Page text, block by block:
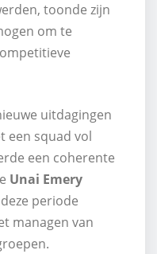
toonde zijn
om te
uitdagingen
een squad vol
een coherente
Unai Emery
periode
managen van